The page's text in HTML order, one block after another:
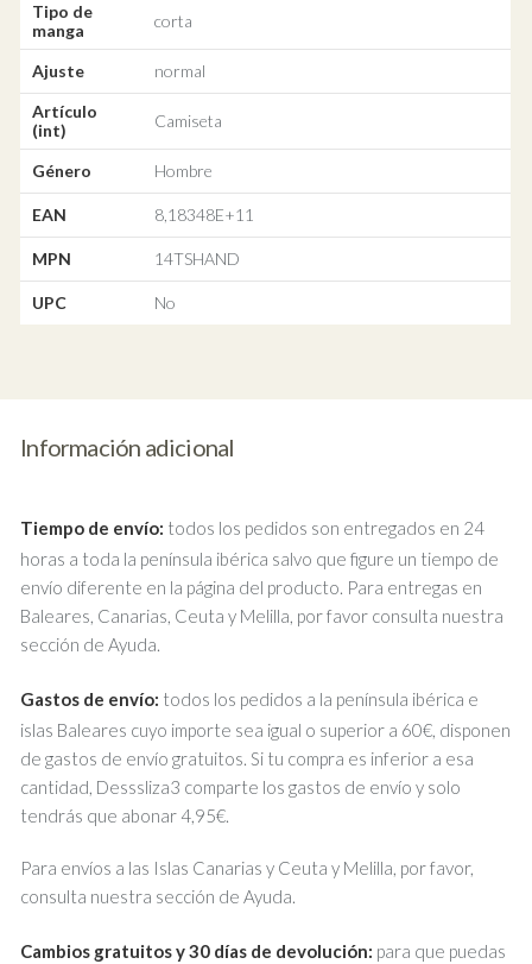
Tipo de
manga
corta
Ajuste
normal
Artículo
(int)
Camiseta
Género Hombre
EAN 8,18348E+11
MPN 14TSHAND
UPC No
Información adicional
Tiempo de envío: todos los pedidos son entregados en 24
horas a toda la península ibérica salvo que figure un tiempo de
envío diferente en la página del producto. Para entregas en
Baleares, Canarias, Ceuta y Melilla, por favor consulta nuestra
sección de Ayuda.
Gastos de envío: todos los pedidos a la península ibérica e
islas Baleares cuyo importe sea igual o superior a 60€, disponen
de gastos de envío gratuitos. Si tu compra es inferior a esa
cantidad, Desssliza3 comparte los gastos de envío y solo
tendrás que abonar 4,95€.
Para envíos a las Islas Canarias y Ceuta y Melilla, por favor,
consulta nuestra sección de Ayuda.
Cambios gratuitos y 30 días de devolución: para que puedas